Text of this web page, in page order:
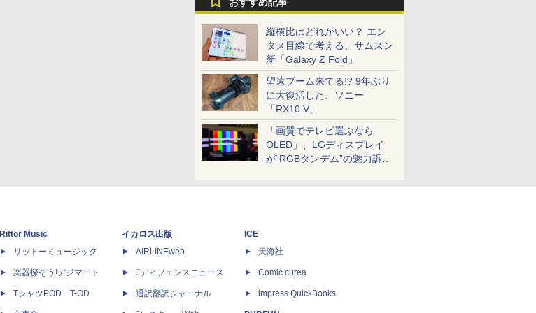
縦横比はどれがいい？ エン
タメ目線で考える、サムスン
新「Galaxy Z Fold」
望遠ブーム来てる!? 9年ぶり
に大復活した、ソニー
「RX10 V」
「画質でテレビ選ぶなら
OLED」、LGディスプレイ
が“RGBタンデム”の魅力訴
Rittor Music
リットーミュージック
楽器探そう!デジマート
TシャツPOD T-OD
イカロス出版
AIRLINEweb
Jディフェンスニュース
通訳翻訳ジャーナル
ICE
天海社
Comic curea
impress QuickBooks